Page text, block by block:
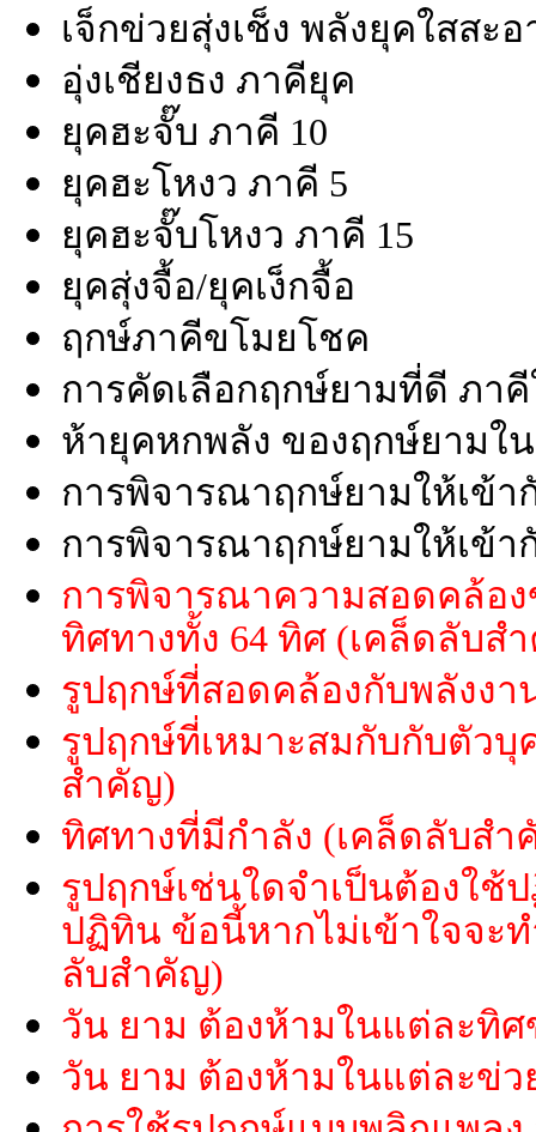
เจ็กข่วยสุ่งเช็ง พลังยุคใสสะอ
อุ่งเชียงธง ภาคียุค
ยุคฮะจั๊บ ภาคี 10
ยุคฮะโหงว ภาคี 5
ยุคฮะจั๊บโหงว ภาคี 15
ยุคสุ่งจื้อ/ยุคเง็กจื้อ
ฤกษ์ภาคีขโมยโชค
การคัดเลือกฤกษ์ยามที่ดี ภา
ห้ายุคหกพลัง ของฤกษ์ยามใ
การพิจารณาฤกษ์ยามให้เข้า
การพิจารณาฤกษ์ยามให้เข้
การพิจารณาความสอดคล้อ
ทิศทางทั้ง 64 ทิศ (เคล็ดลับส
รูปฤกษ์ที่สอดคล้องกับพลังง
รูปฤกษ์ที่เหมาะสมกับกับตัวบุ
สำคัญ)
ทิศทางที่มีกำลัง (เคล็ดลับสำ
รูปฤกษ์เช่นใดจำเป็นต้องใช้
ปฏิทิน ข้อนี้หากไม่เข้าใจจะ
ลับสำคัญ)
วัน ยาม ต้องห้ามในแต่ละทิ
วัน ยาม ต้องห้ามในแต่ละข่